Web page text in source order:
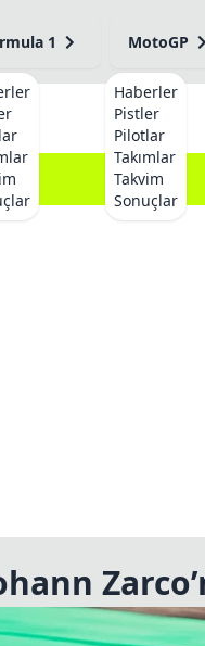
1 MotoGP
Haberler
Pistler
Pilotlar
Takımlar
Takvim
Sonuçlar